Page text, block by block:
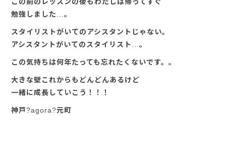
勉強しました…。
スタイリストがいてのアシスタントじゃない。
アシスタントがいてのスタイリスト…。
この気持ちは何年たっても忘れたくないです。。
大きな壁これからもどんどんあるけど
一緒に成長していこう！！！
神戸?agora?元町